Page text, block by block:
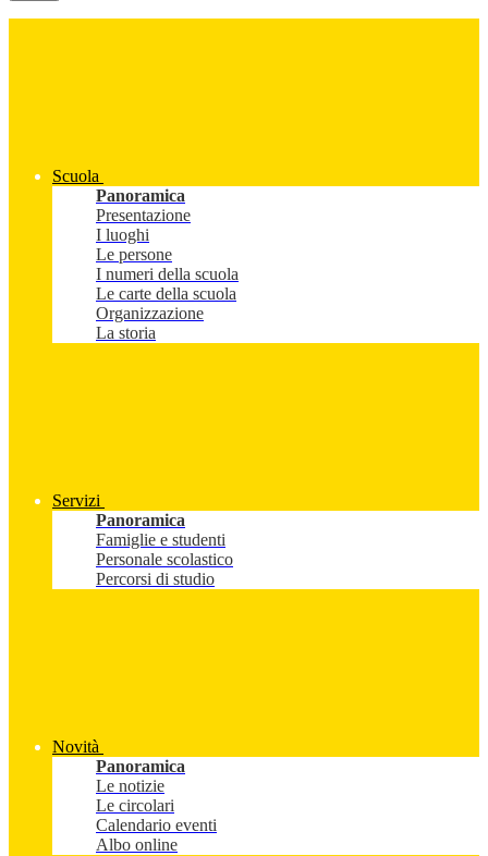
Scuola
Panoramica
Presentazione
I luoghi
Le persone
I numeri della scuola
Le carte della scuola
Organizzazione
La storia
Servizi
Panoramica
Famiglie e studenti
Personale scolastico
Percorsi di studio
Novità
Panoramica
Le notizie
Le circolari
Calendario eventi
Albo online